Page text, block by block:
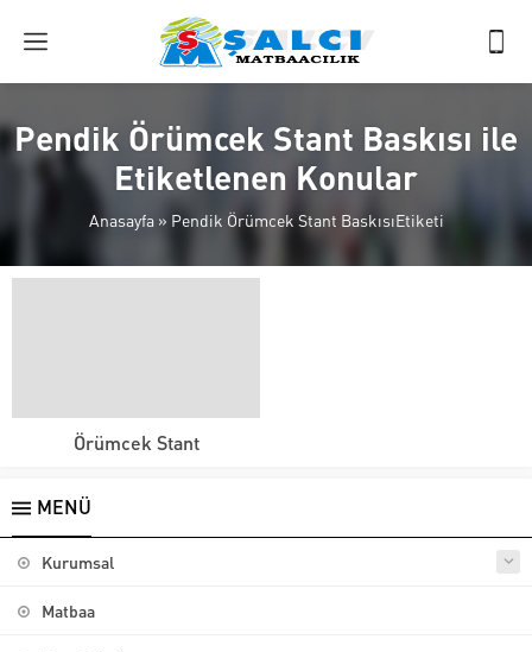
Pendik Örümcek Stant Baskısı ile
Etiketlenen Konular
Anasayfa» Pendik Örümcek Stant BaskısıEtiketi
Örümcek Stant
MENÜ
Kurumsal
Matbaa